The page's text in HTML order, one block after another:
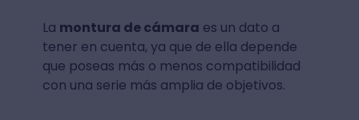
La montura de cámara es un dato a
tener en cuenta, ya que de ella depende
que poseas más o menos compatibilidad
con una serie más amplia de objetivos.